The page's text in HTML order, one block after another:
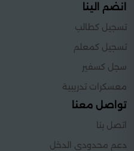
انضم الينا
تسجيل كطالب
تسجيل كمعلم
سجل كسفير
معسكرات تدريبية
تواصل معنا
اتصل بنا
دعم محدودي الدخل